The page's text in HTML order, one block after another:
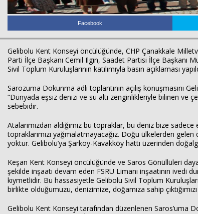
Facebook
Gelibolu Kent Konseyi öncülüğünde, CHP Çanakkale
Parti İlçe Başkanı Cemil Ilgın, Saadet Partisi İlçe Başkanı
Sivil Toplum Kuruluşlarının katılımıyla basın açıklaması
Sarozuma Dokunma adlı toplantının açılış
“Dünyada eşsiz denizi ve su altı zenginlikleriyle bilinen ve
sebebidir.
Atalarımızdan aldığımız bu topraklar, bu deniz bize
topraklarımızı yağmalatmayacağız. Doğu ülkelerden
yoktur. Gelibolu’ya Şarköy-Kavakköy hattı üzerinden
Keşan Kent Konseyi öncülüğünde ve Saros Gönüllüleri
şekilde inşaatı devam eden FSRU Limanı inşaatının ivedi
kıymetlidir. Bu hassasiyetle Gelibolu Sivil Toplum
birlikte olduğumuzu, denizimize, doğamıza sahip
Gelibolu Kent Konseyi tarafından düzenlenen Saros’uma